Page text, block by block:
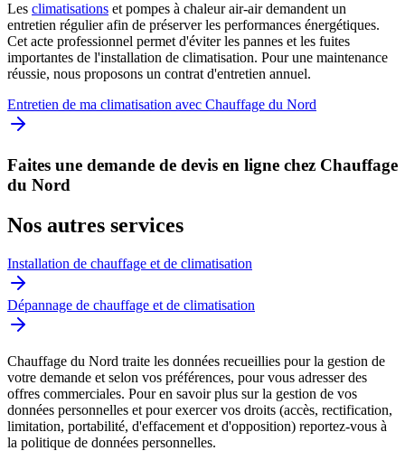
Les climatisations et pompes à chaleur air-air demandent un
entretien régulier afin de préserver les performances énergétiques.
Cet acte professionnel permet d'éviter les pannes et les fuites
importantes de l'installation de climatisation. Pour une maintenance
réussie, nous proposons un contrat d'entretien annuel.
Entretien de ma climatisation avec Chauffage du Nord
Faites une demande de devis en ligne chez Chauffage
du Nord
Nos autres services
Installation de chauffage et de climatisation
Dépannage de chauffage et de climatisation
Chauffage du Nord traite les données recueillies pour la gestion de
votre demande et selon vos préférences, pour vous adresser des
offres commerciales. Pour en savoir plus sur la gestion de vos
données personnelles et pour exercer vos droits (accès, rectification,
limitation, portabilité, d'effacement et d'opposition) reportez-vous à
la politique de données personnelles.